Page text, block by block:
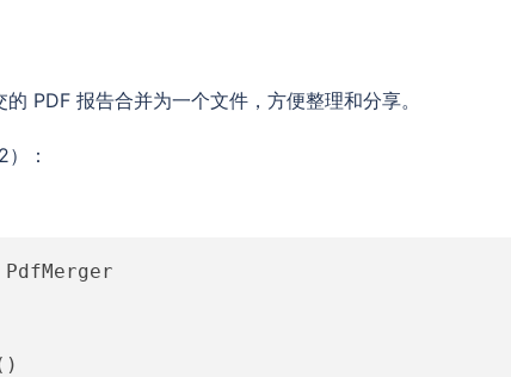
PDF 报告合并为一个文件，方便整理和分享。
：
PdfMerger